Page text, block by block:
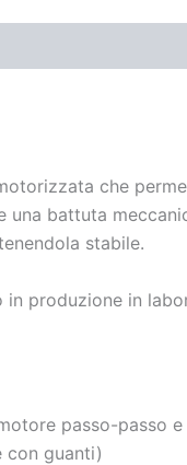
che
una battuta
stabile.
in produzione in
passo-passo
con guanti)